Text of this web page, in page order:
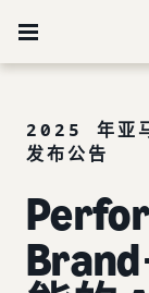
2025 年亚
发布公告